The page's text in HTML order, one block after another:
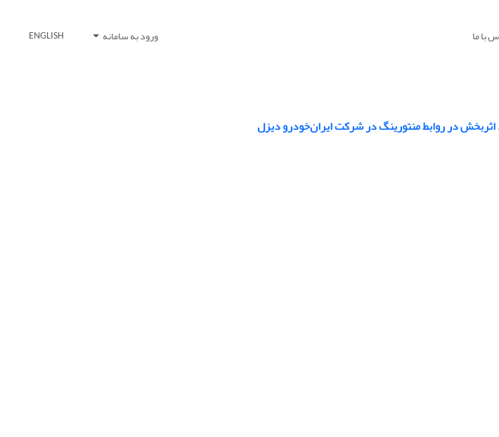
با ما ورود به سامانه ENGLISH
اثربخش در روابط منتورینگ در شرکت ایران‌خودرو دیزل